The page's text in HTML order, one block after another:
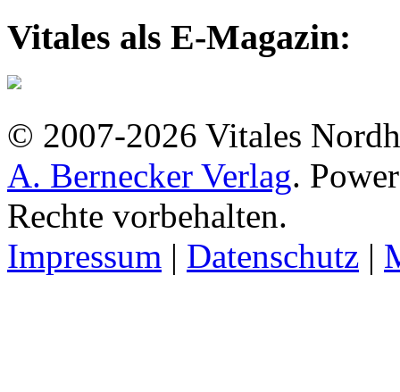
Vitales als E-Magazin:
© 2007-2026 Vitales
A. Bernecker Verlag.
Rechte vorbehalten.
Impressum | Datenschutz |